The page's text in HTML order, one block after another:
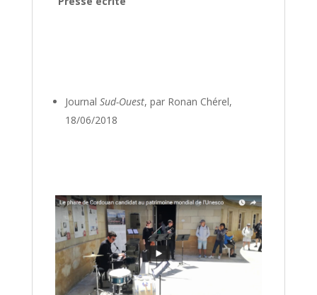
Journal Sud-Ouest, par Ronan Chérel,
18/06/2018